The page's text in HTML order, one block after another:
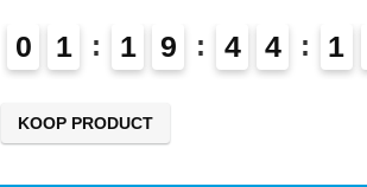
0 1 1 9 4 4 1
KOOP PRODUCT